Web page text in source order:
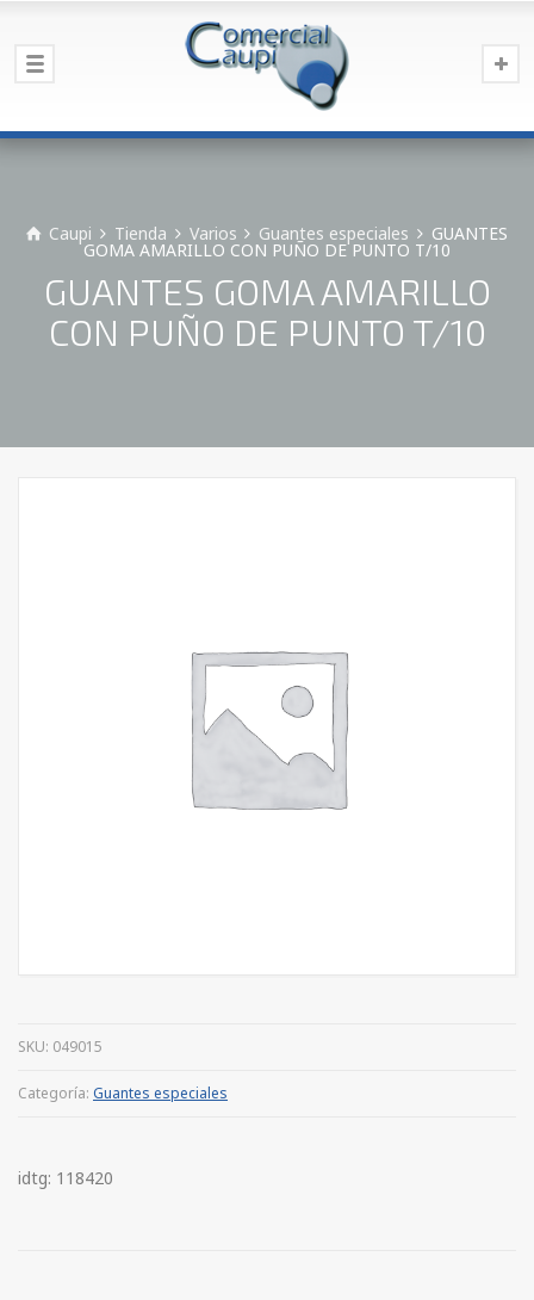
Caupi Tienda Varios Guantes especiales GUANTES
GOMA AMARILLO CON PUÑO DE PUNTO T/10
GUANTES GOMA AMARILLO
CON PUÑO DE PUNTO T/10
SKU: 049015
Categoría: Guantes especiales
idtg: 118420